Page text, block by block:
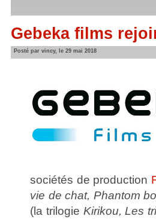
Gebeka films
Posté par vincy, le 29 mai 2018
sociétés de production
vie de chat, Phantom
(la trilogie Kirikou, Les